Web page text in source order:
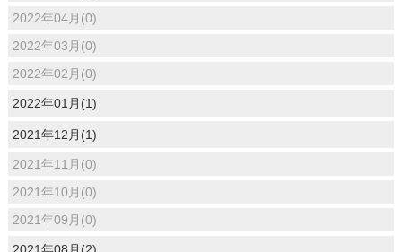
2022年04月(0)
2022年03月(0)
2022年02月(0)
2022年01月(1)
2021年12月(1)
2021年11月(0)
2021年10月(0)
2021年09月(0)